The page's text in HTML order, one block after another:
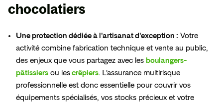
chocolatiers
Une protection dédiée à l'artisanat d'exception : Votre
activité combine fabrication technique et vente au public,
des enjeux que vous partagez avec les boulangers-
pâtissiers ou lescrêpiers. L'assurance multirisque
professionnelle est donc essentielle pour couvrir vos
équipements spécialisés, vos stocks précieux et votre